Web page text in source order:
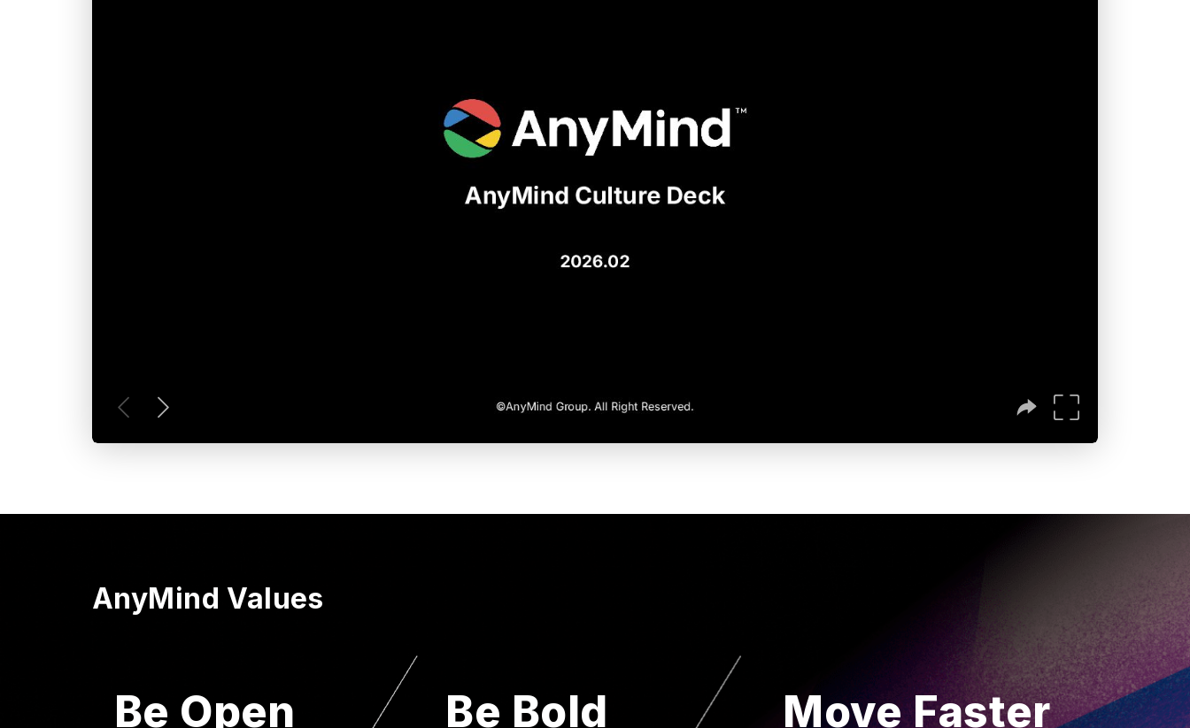
AnyMind Values
Be Open Be Bold Move Faster